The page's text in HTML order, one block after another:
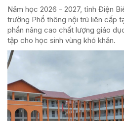
Năm học 2026 - 2027, tỉnh Điện
trường Phổ thông nội trú liên cấp
phần nâng cao chất lượng giáo
tập cho học sinh vùng khó khăn.